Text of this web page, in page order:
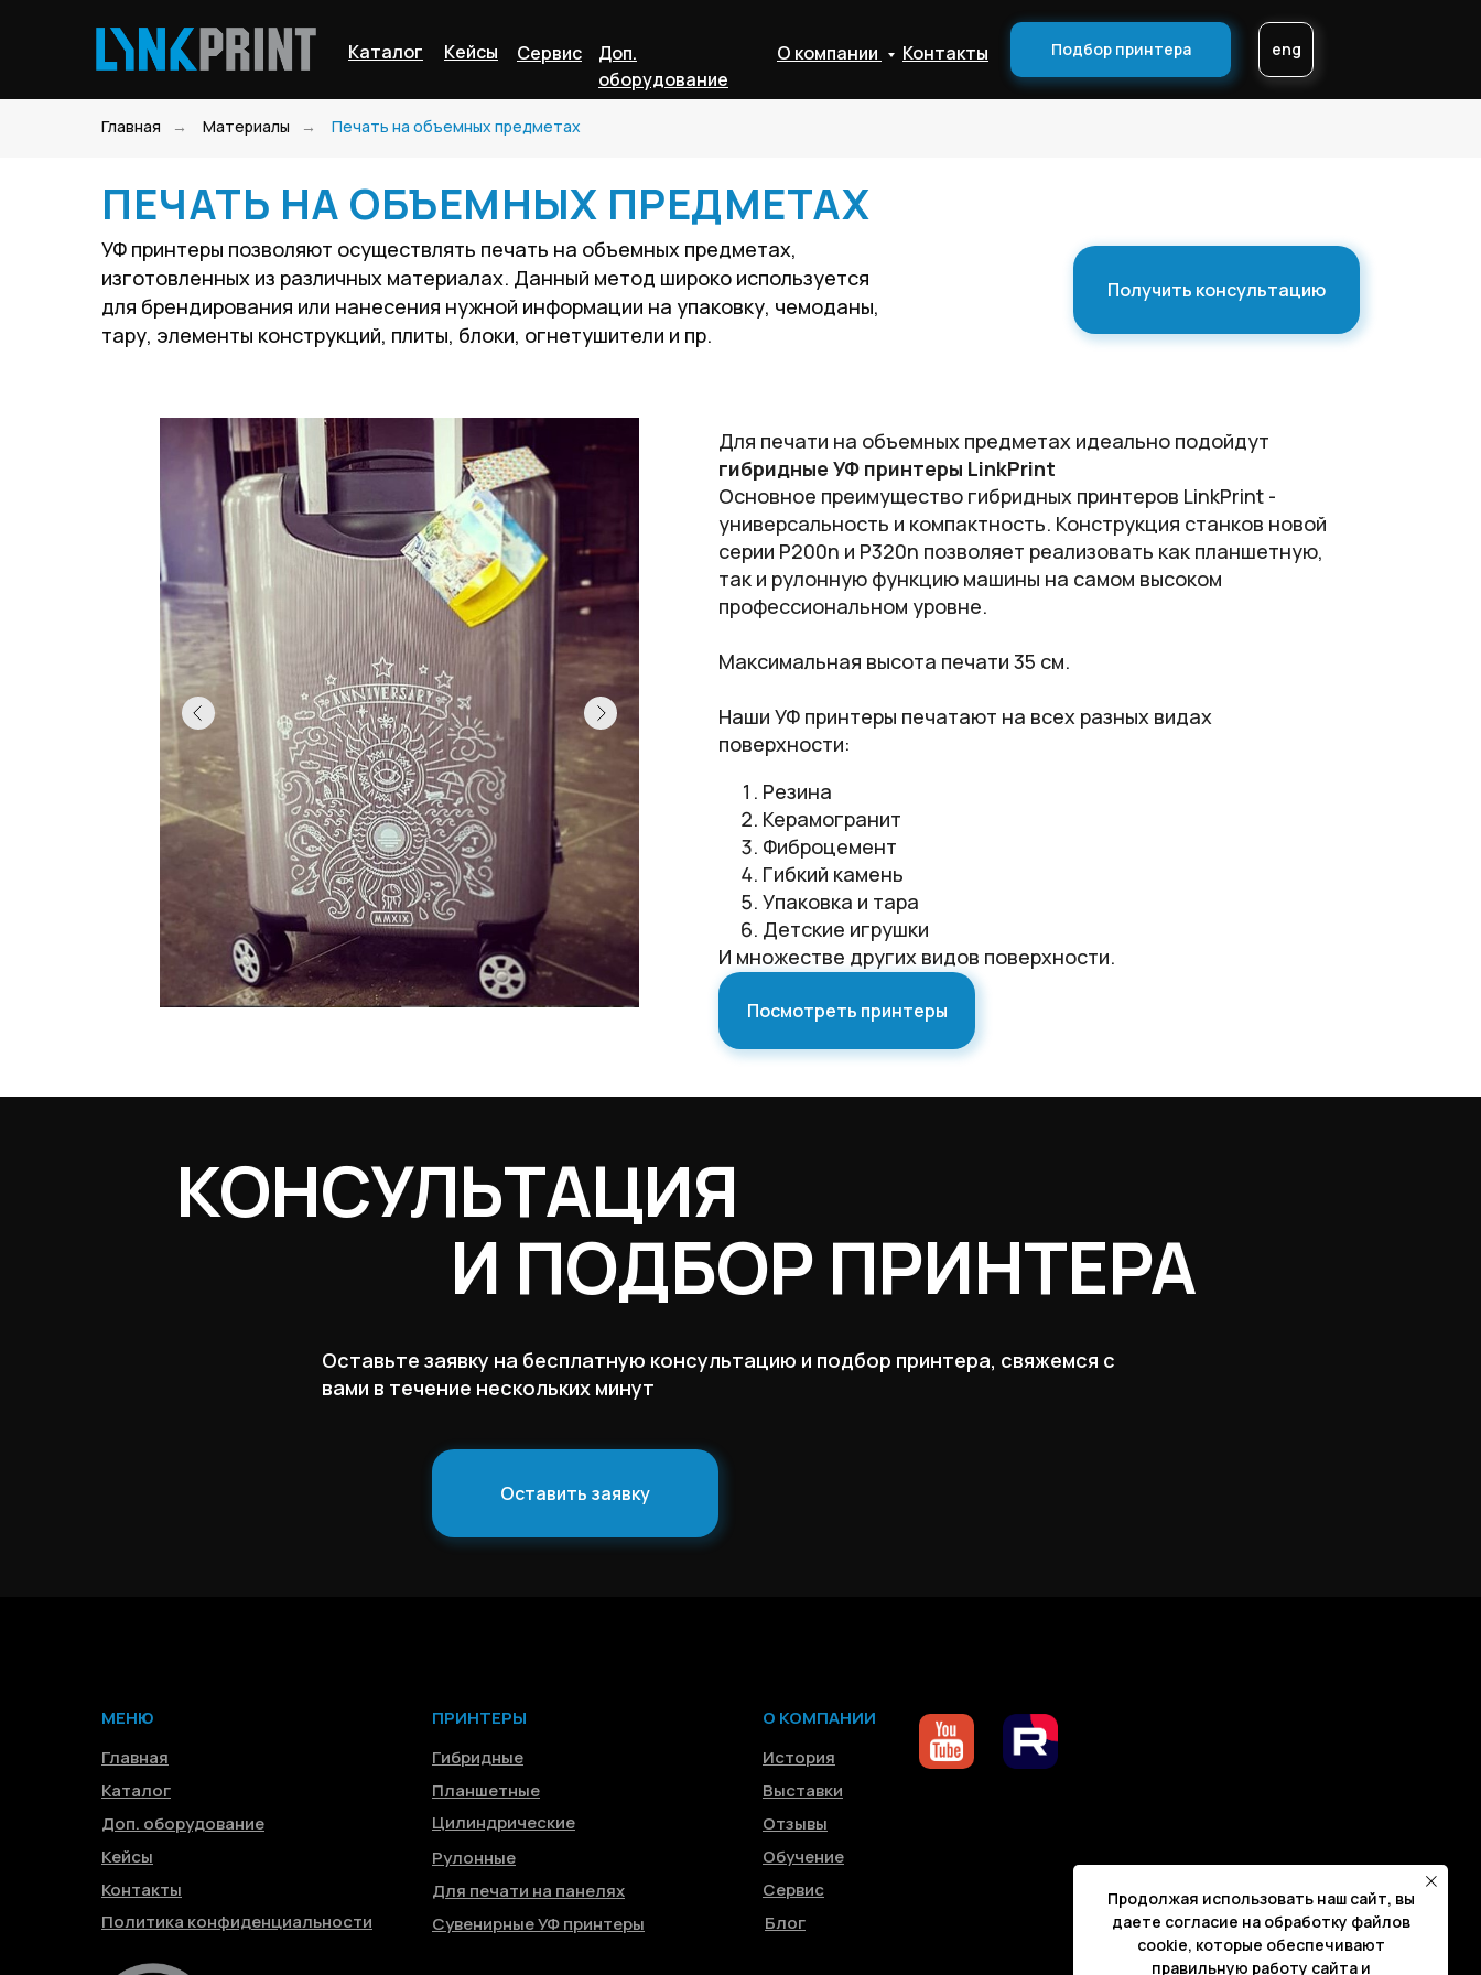
Каталог Сервис
Кейсы О компании
Доп.
оборудование
Контакты Подбор принтера eng
Главная → Материалы → Печать на объемных предметах
ПЕЧАТЬ НА ОБЪЕМНЫХ ПРЕДМЕТАХ
УФ принтеры позволяют осуществлять печать на объемных предметах,
изготовленных из различных материалах. Данный метод широко используется
для брендирования или нанесения нужной информации на упаковку, чемоданы,
тару, элементы конструкций, плиты, блоки, огнетушители и пр.
Получить консультацию
Для печати на объемных предметах идеально подойдут
гибридные УФ принтеры LinkPrint
Основное преимущество гибридных принтеров LinkPrint -
универсальность и компактность. Конструкция станков новой
серии P200n и P320n позволяет реализовать как планшетную,
так и рулонную функцию машины на самом высоком
профессиональном уровне.
Максимальная высота печати 35 см.
Наши УФ принтеры печатают на всех разных видах
поверхности:
Резина
Керамогранит
Фиброцемент
Гибкий камень
Упаковка и тара
Детские игрушки
И множестве других видов поверхности.
Посмотреть принтеры
КОНСУЛЬТАЦИЯ
И ПОДБОР ПРИНТЕРА
Оставить заявку
Оставьте заявку на бесплатную консультацию и подбор принтера, свяжемся с
вами в течение нескольких минут
Главная
МЕНЮ
Каталог
Доп. оборудование
Кейсы
Контакты
Политика конфиденциальности
Гибридные
ПРИНТЕРЫ
Планшетные
Цилиндрические
Для печати на панелях
Сувенирные УФ принтеры
История
О КОМПАНИИ
Выставки
Отзывы
Обучение
Сервис
Блог
Рулонные
Продолжая использовать наш сайт, вы
даете согласие на обработку файлов
cookie, которые обеспечивают
правильную работу сайта и